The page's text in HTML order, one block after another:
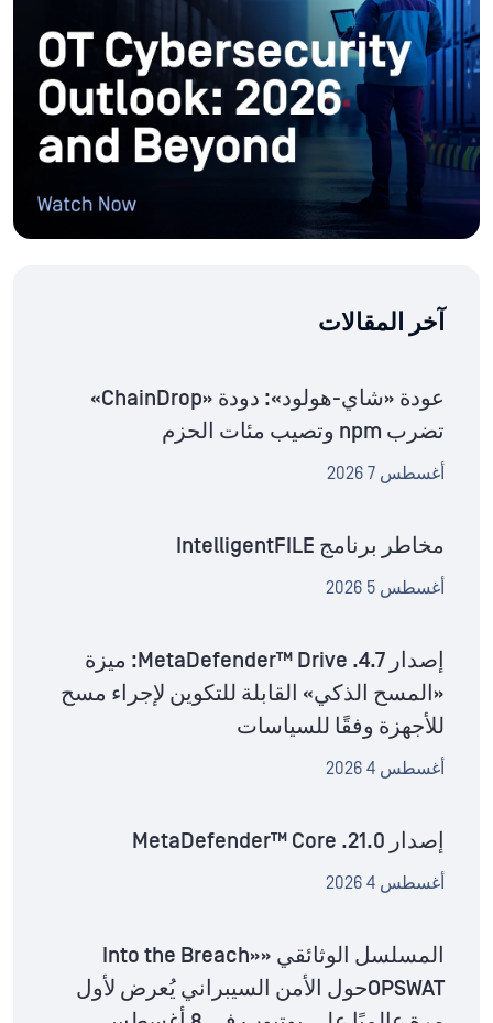
آخر المقالات
عودة «شاي-هولود»: دودة «ChainDrop»
تضرب npm وتصيب مئات الحزم
أغسطس 7 2026
مخاطر برنامج IntelligentFILE
أغسطس 5 2026
إصدار MetaDefender™ Drive .4.7: ميزة
«المسح الذكي» القابلة للتكوين لإجراء مسح
للأجهزة وفقًا للسياسات
أغسطس 4 2026
إصدار MetaDefender™ Core .21.0
أغسطس 4 2026
المسلسل الوثائقي «Into the Breach»
OPSWATحول الأمن السيبراني يُعرض لأول